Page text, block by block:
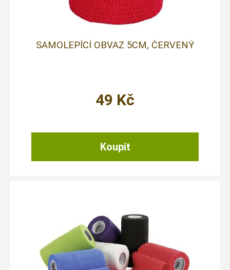
SAMOLEPÍCÍ OBVAZ 5CM, ČERVENÝ
49 Kč